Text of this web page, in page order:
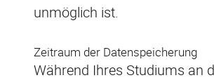
unmöglich ist.
Zeitraum der Datenspeicherung
Während Ihres Studiums an